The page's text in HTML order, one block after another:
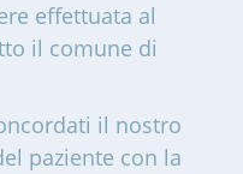
effettuata al
il comune di
il nostro
paziente con la